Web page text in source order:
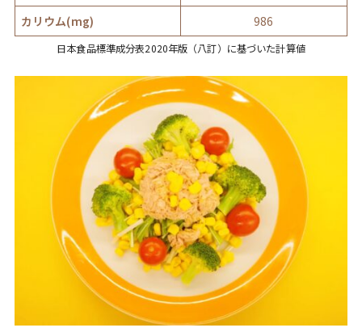
カリウム(mg)
986
日本食品標準成分表2020年版（八訂）に基づいた計算値